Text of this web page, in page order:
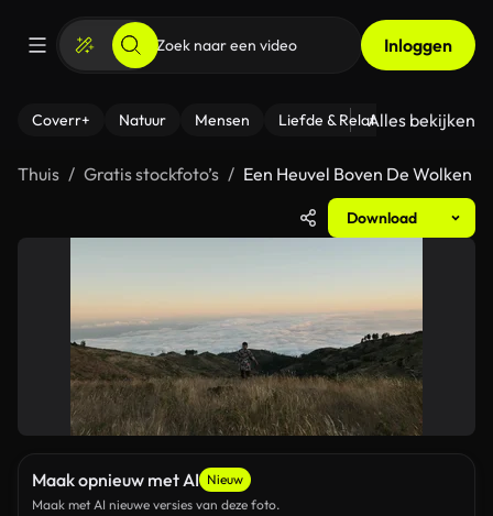
Inloggen
Coverr+ Natuur Mensen Liefde & Relaties - Fitness
Alles bekijken
Thuis Gratis stockfoto’s Een Heuvel Boven De Wolken
Download
Maak opnieuw met AI Nieuw
Maak met AI nieuwe versies van deze foto.